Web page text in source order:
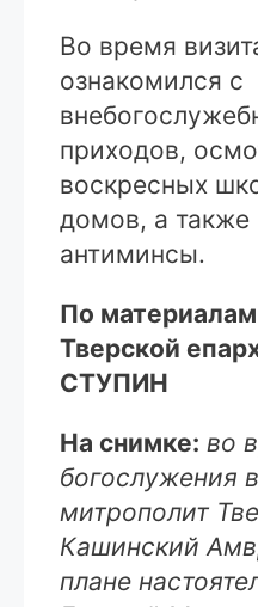
Во время
ознакомился с
приходов,
воскресных
домов, а также
антиминсы.
По
Тверской
СТУПИН
На снимке: во
богослужения
митрополит
Кашинский
плане